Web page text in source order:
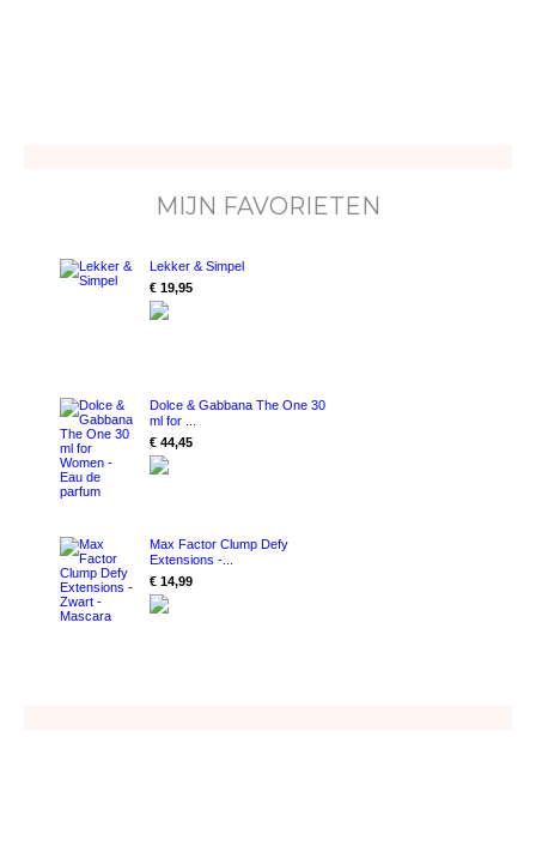
MIJN FAVORIETEN
Lekker & Simpel
€ 19,95
Dolce & Gabbana The One 30
ml for ...
€ 44,45
Max Factor Clump Defy
Extensions -...
€ 14,99